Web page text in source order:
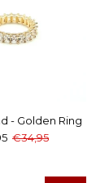
- Golden Ring
€34,95